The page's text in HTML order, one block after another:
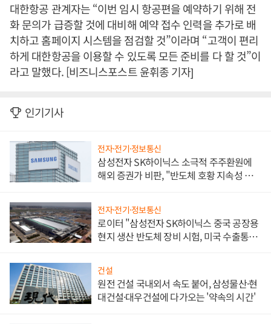
대한항공 관계자는 “이번 임시 항공편을 예약하기 위해 전
화 문의가 급증할 것에 대비해 예약 접수 인력을 추가로 배
치하고 홈페이지 시스템을 점검할 것”이라며 “고객이 편리
하게 대한항공을 이용할 수 있도록 모든 준비를 다 할 것”이
라고 말했다. [비즈니스포스트 윤휘종 기자]
인기기사
전자·전기·정보통신
삼성전자 SK하이닉스 소극적 주주환원에
해외 증권가 비판, "반도체 호황 지속성 의
전자·전기·정보통신
로이터 "삼성전자 SK하이닉스 중국 공장용
현지 생산 반도체 장비 시험, 미국 수출통제
건설
원전 건설 국내외서 속도 붙어, 삼성물산·현
대건설·대우건설에 다가오는 '약속의 시간'